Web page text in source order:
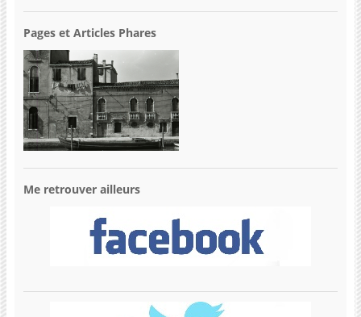
Pages et Articles Phares
Me retrouver ailleurs